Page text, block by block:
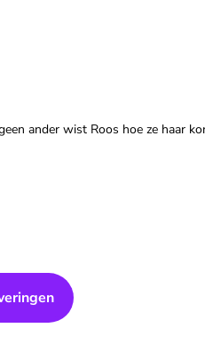
ander wist Roos hoe ze haar